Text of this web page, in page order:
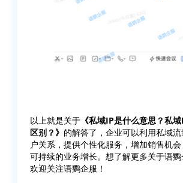
以上就是关于 《私域IP是什么意思？私
区别？》 的解答了，企业可以利用私域
户关系，提供个性化服务，增加销售机
可持续的业务增长。想了解更多关于语鹦
欢迎关注语鹦企服！